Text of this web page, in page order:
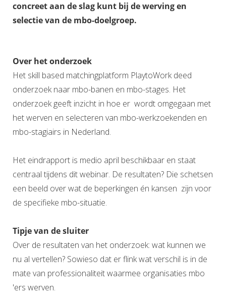
concreet aan de slag kunt bij de werving en
selectie van de mbo-doelgroep.
Over het onderzoek
Het skill based matchingplatform PlaytoWork deed
onderzoek naar mbo-banen en mbo-stages. Het
onderzoek geeft inzicht in hoe er wordt omgegaan met
het werven en selecteren van mbo-werkzoekenden en
mbo-stagiairs in Nederland.
Het eindrapport is medio april beschikbaar en staat
centraal tijdens dit webinar. De resultaten? Die schetsen
een beeld over wat de beperkingen én kansen zijn voor
de specifieke mbo-situatie.
Tipje van de sluiter
Over de resultaten van het onderzoek: wat kunnen we
nu al vertellen? Sowieso dat er flink wat verschil is in de
mate van professionaliteit waarmee organisaties mbo
'ers werven.